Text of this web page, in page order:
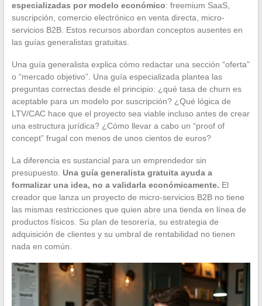
especializadas por modelo económico: freemium SaaS,
suscripción, comercio electrónico en venta directa, micro-
servicios B2B. Estos recursos abordan conceptos ausentes en
las guías generalistas gratuitas.
Una guía generalista explica cómo redactar una sección “oferta”
o “mercado objetivo”. Una guía especializada plantea las
preguntas correctas desde el principio: ¿qué tasa de churn es
aceptable para un modelo por suscripción? ¿Qué lógica de
LTV/CAC hace que el proyecto sea viable incluso antes de crear
una estructura jurídica? ¿Cómo llevar a cabo un “proof of
concept” frugal con menos de unos cientos de euros?
La diferencia es sustancial para un emprendedor sin
presupuesto. Una guía generalista gratuita ayuda a
formalizar una idea, no a validarla económicamente. El
creador que lanza un proyecto de micro-servicios B2B no tiene
las mismas restricciones que quien abre una tienda en línea de
productos físicos. Su plan de tesorería, su estrategia de
adquisición de clientes y su umbral de rentabilidad no tienen
nada en común.